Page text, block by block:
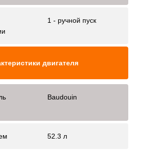
1 - ручной пуск
двигателя
Baudouin
52.3 л